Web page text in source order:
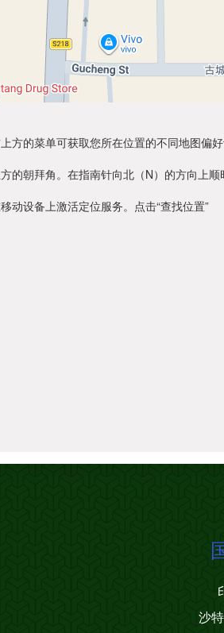
方的菜单可获取您所在位置的不同地图偏好
的朝拜角。在指南针向北（N）的方向上
动设备上激活定位服务。点击“查找位置”
沙